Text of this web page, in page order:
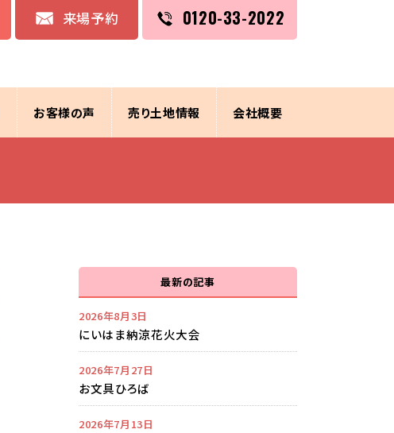
来場予約 0120-33-2022
お客様の声 売り土地情報 会社概要
最新の記事
2026年8月3日
にいはま納涼花火大会
2026年7月27日
お文具ひろば
2026年7月13日